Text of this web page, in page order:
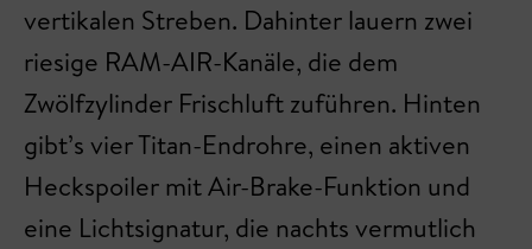
vertikalen Streben. Dahinter lauern zwei
riesige RAM-AIR-Kanäle, die dem
Zwölfzylinder Frischluft zuführen. Hinten
gibt’s vier Titan-Endrohre, einen aktiven
Heckspoiler mit Air-Brake-Funktion und
eine Lichtsignatur, die nachts vermutlich